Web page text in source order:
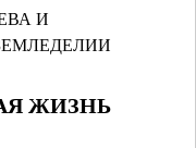
И
ЖИЗНЬ